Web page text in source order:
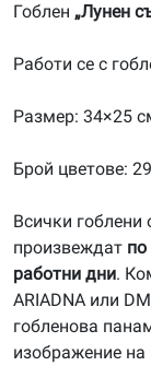
Гоблен „Лунен
Работи се с
Размер: 34×25
Брой цветове: 29
Всички гоблени
произвеждат по
работни дни.
ARIADNA или
гобленова
изображение на